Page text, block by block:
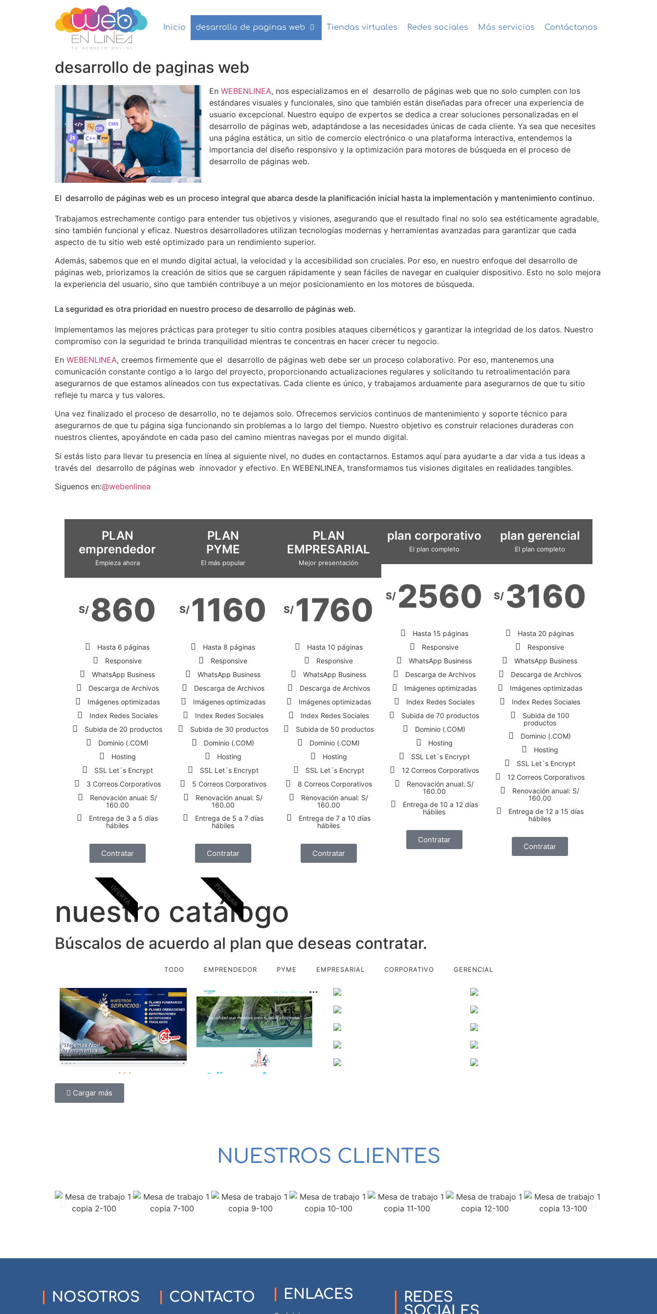
Inicio desarrollo de paginas web Tiendas virtuales Redes sociales Más servicios Contáctanos
desarrollo de paginas web
En WEBENLINEA, nos especializamos en el desarrollo de páginas web que no solo cumplen con los
estándares visuales y funcionales, sino que también están diseñadas para ofrecer una experiencia de
usuario excepcional. Nuestro equipo de expertos se dedica a crear soluciones personalizadas en el
desarrollo de páginas web, adaptándose a las necesidades únicas de cada cliente. Ya sea que necesites
una página estática, un sitio de comercio electrónico o una plataforma interactiva, entendemos la
importancia del diseño responsivo y la optimización para motores de búsqueda en el proceso de
desarrollo de páginas web.
El desarrollo de páginas web es un proceso integral que abarca desde la planificación inicial hasta la implementación y mantenimiento continuo.
Trabajamos estrechamente contigo para entender tus objetivos y visiones, asegurando que el resultado final no solo sea estéticamente agradable,
sino también funcional y eficaz. Nuestros desarrolladores utilizan tecnologías modernas y herramientas avanzadas para garantizar que cada
aspecto de tu sitio web esté optimizado para un rendimiento superior.
Además, sabemos que en el mundo digital actual, la velocidad y la accesibilidad son cruciales. Por eso, en nuestro enfoque del desarrollo de
páginas web, priorizamos la creación de sitios que se carguen rápidamente y sean fáciles de navegar en cualquier dispositivo. Esto no solo mejora
la experiencia del usuario, sino que también contribuye a un mejor posicionamiento en los motores de búsqueda.
La seguridad es otra prioridad en nuestro proceso de desarrollo de páginas web.
Implementamos las mejores prácticas para proteger tu sitio contra posibles ataques cibernéticos y garantizar la integridad de los datos. Nuestro
compromiso con la seguridad te brinda tranquilidad mientras te concentras en hacer crecer tu negocio.
En WEBENLINEA, creemos firmemente que el desarrollo de páginas web debe ser un proceso colaborativo. Por eso, mantenemos una
comunicación constante contigo a lo largo del proyecto, proporcionando actualizaciones regulares y solicitando tu retroalimentación para
asegurarnos de que estamos alineados con tus expectativas. Cada cliente es único, y trabajamos arduamente para asegurarnos de que tu sitio
refleje tu marca y tus valores.
Una vez finalizado el proceso de desarrollo, no te dejamos solo. Ofrecemos servicios continuos de mantenimiento y soporte técnico para
asegurarnos de que tu página siga funcionando sin problemas a lo largo del tiempo. Nuestro objetivo es construir relaciones duraderas con
nuestros clientes, apoyándote en cada paso del camino mientras navegas por el mundo digital.
Si estás listo para llevar tu presencia en línea al siguiente nivel, no dudes en contactarnos. Estamos aquí para ayudarte a dar vida a tus ideas a
través del desarrollo de páginas web innovador y efectivo. En WEBENLINEA, transformamos tus visiones digitales en realidades tangibles.
Siguenos en:@webenlinea
PLAN
emprendedor
Empieza ahora
S/ 860
Hasta 6 páginas
Responsive
WhatsApp Business
Descarga de Archivos
Imágenes optimizadas
Index Redes Sociales
Subida de 20 productos
Dominio (.COM)
Hosting
SSL Let´s Encrypt
3 Correos Corporativos
Renovación anual: S/
160.00
Entrega de 3 a 5 días
hábiles
Contratar
OFERTA
PLAN
PYME
El más popular
S/ 1160
Hasta 8 páginas
Responsive
WhatsApp Business
Descarga de Archivos
Imágenes optimizadas
Index Redes Sociales
Subida de 30 productos
Dominio (.COM)
Hosting
SSL Let´s Encrypt
5 Correos Corporativos
Renovación anual: S/
160.00
Entrega de 5 a 7 días
hábiles
Contratar
POPULAR
PLAN
EMPRESARIAL
Mejor presentación
S/ 1760
Hasta 10 páginas
Responsive
WhatsApp Business
Descarga de Archivos
Imágenes optimizadas
Index Redes Sociales
Subida de 50 productos
Dominio (.COM)
Hosting
SSL Let´s Encrypt
8 Correos Corporativos
Renovación anual: S/
160.00
Entrega de 7 a 10 días
hábiles
Contratar
plan corporativo
El plan completo
S/ 2560
Hasta 15 páginas
Responsive
WhatsApp Business
Descarga de Archivos
Imágenes optimizadas
Index Redes Sociales
Subida de 70 productos
Dominio (.COM)
Hosting
SSL Let´s Encrypt
12 Correos Corporativos
Renovación anual: S/
160.00
Entrega de 10 a 12 días
hábiles
Contratar
plan gerencial
El plan completo
S/ 3160
Hasta 20 páginas
Responsive
WhatsApp Business
Descarga de Archivos
Imágenes optimizadas
Index Redes Sociales
Subida de 100
productos
Dominio (.COM)
Hosting
SSL Let´s Encrypt
12 Correos Corporativos
Renovación anual: S/
160.00
Entrega de 12 a 15 días
hábiles
Contratar
nuestro catálogo
Búscalos de acuerdo al plan que deseas contratar.
TODO EMPRENDEDOR PYME EMPRESARIAL CORPORATIVO GERENCIAL
Cargar más
NUESTROS CLIENTES
NOSOTROS CONTACTO ENLACES
REDES